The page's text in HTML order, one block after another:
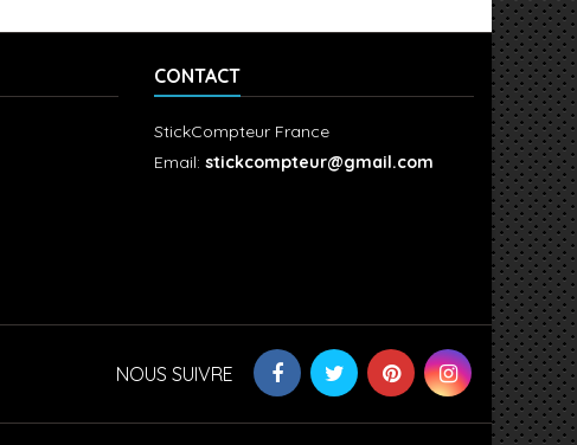
CONTACT
StickCompteur France
Email: stickcompteur@gmail.com
NOUS SUIVRE